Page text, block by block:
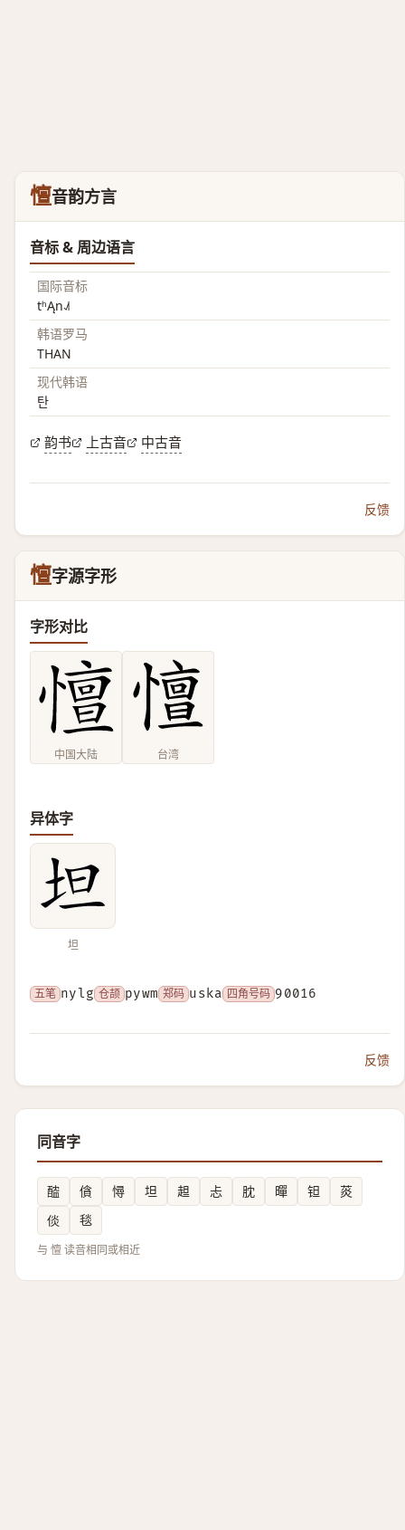
憻音韵方言
音标 & 周边语言
国际音标
tʰĄn˨˩˦
韩语罗马
THAN
现代韩语
탄
韵书 上古音 中古音
反馈
憻字源字形
字形对比
中国大陆 台湾
异体字
坦
五笔 nylg 仓颉 pywm 郑码 uska 四角号码 90016
反馈
同音字
醓 僋 憳 坦 䞡 忐 䏙 暺 钽
菼
倓
毯
与 憻 读音相同或相近